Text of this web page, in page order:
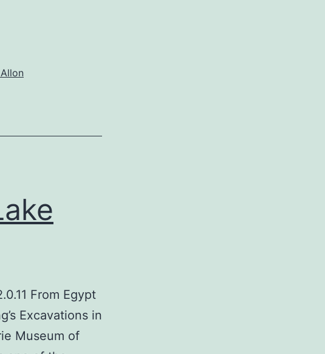
From Egypt
Excavations in
Museum of